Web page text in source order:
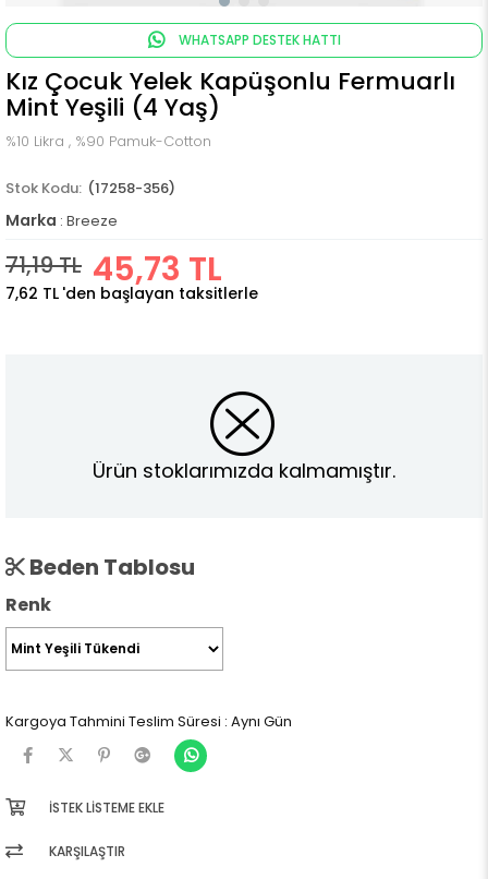
WHATSAPP DESTEK HATTI
Kız Çocuk Yelek Kapüşonlu Fermuarlı
Mint Yeşili (4 Yaş)
%10 Likra , %90 Pamuk-Cotton
(17258-356)
Marka : Breeze
71,19 TL 45,73 TL
7,62 TL 'den başlayan taksitlerle
Ürün stoklarımızda kalmamıştır.
Beden Tablosu
Renk
Kargoya Tahmini Teslim Süresi : Aynı Gün
İSTEK LISTEME EKLE
KARŞILAŞTIR